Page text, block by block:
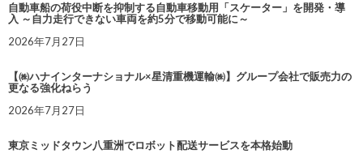
自動車船の荷役中断を抑制する自動車移動用「スケーター」を開発・導
入 ～自力走行できない車両を約5分で移動可能に～
2026年7月27日
【㈱ハナインターナショナル×星清重機運輸㈱】グループ会社で販売力の
更なる強化ねらう
2026年7月27日
東京ミッドタウン八重洲でロボット配送サービスを本格始動